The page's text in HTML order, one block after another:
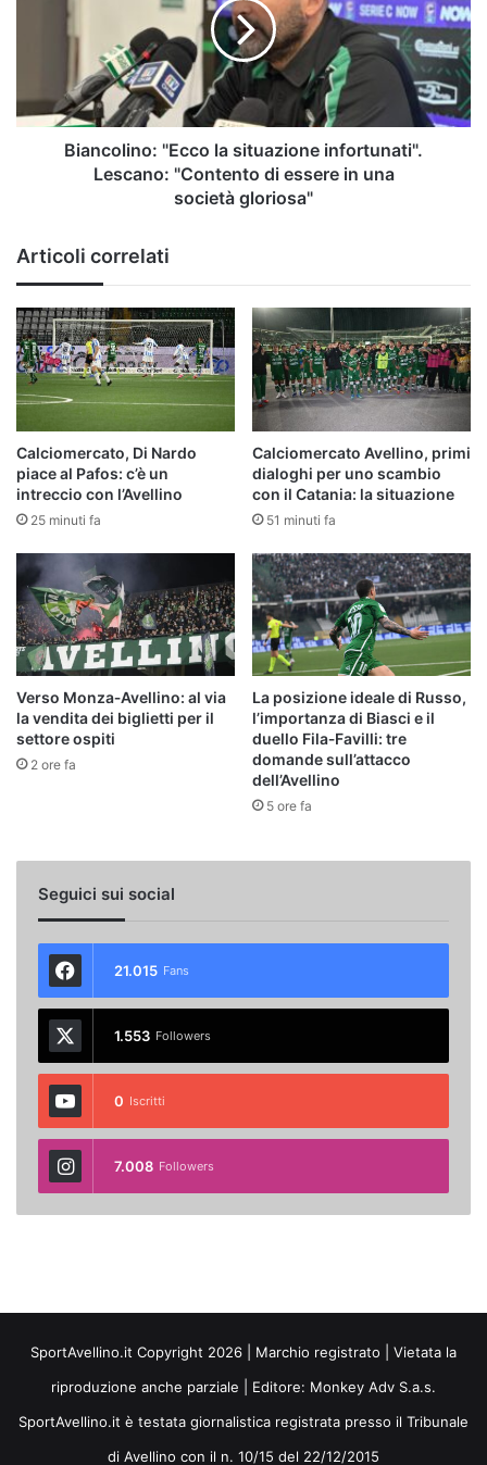
diretta
situazione
infortunati".
"Contento
di
essere
Biancolino: "Ecco la situazione infortunati".
Lescano: "Contento di essere in una
società gloriosa"
Articoli correlati
Calciomercato, Di Nardo
piace al Pafos: c’è un
intreccio con l’Avellino
25 minuti fa
Calciomercato Avellino, primi
dialoghi per uno scambio
con il Catania: la situazione
51 minuti fa
Verso Monza‑Avellino: al via
la vendita dei biglietti per il
settore ospiti
2 ore fa
La posizione ideale di Russo,
l’importanza di Biasci e il
duello Fila‑Favilli: tre
domande sull’attacco
dell’Avellino
5 ore fa
Seguici sui social
21.015 Fans
1.553 Followers
0 Iscritti
7.008 Followers
SportAvellino.it Copyright 2026 | Marchio registrato | Vietata la
riproduzione anche parziale | Editore: Monkey Adv S.a.s.
SportAvellino.it è testata giornalistica registrata presso il Tribunale
di Avellino con il n. 10/15 del 22/12/2015